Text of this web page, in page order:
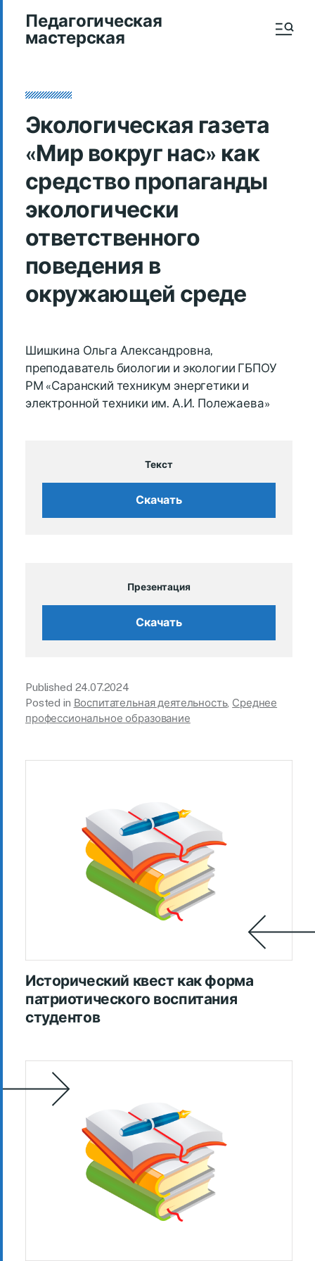
Педагогическая
мастерская
Экологическая газета
«Мир вокруг нас» как
средство пропаганды
экологически
ответственного
поведения в
окружающей среде
Шишкина Ольга Александровна,
преподаватель биологии и экологии ГБПОУ
РМ «Саранский техникум энергетики и
электронной техники им. А.И. Полежаева»
Текст
Скачать
Презентация
Скачать
Published 24.07.2024
Posted in Воспитательная деятельность, Среднее
профессиональное образование
Исторический квест как форма
патриотического воспитания
студентов